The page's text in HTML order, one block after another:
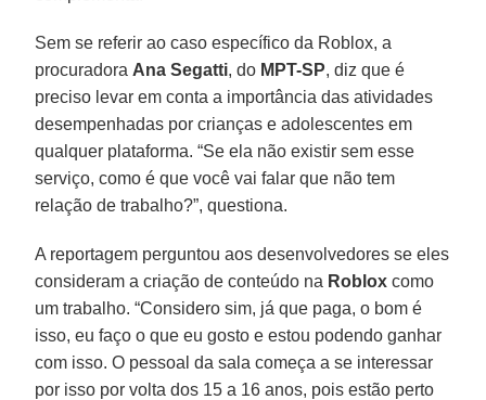
Sem se referir ao caso específico da Roblox, a
procuradora Ana Segatti, do MPT-SP, diz que é
preciso levar em conta a importância das atividades
desempenhadas por crianças e adolescentes em
qualquer plataforma. “Se ela não existir sem esse
serviço, como é que você vai falar que não tem
relação de trabalho?”, questiona.
A reportagem perguntou aos desenvolvedores se eles
consideram a criação de conteúdo na Roblox como
um trabalho. “Considero sim, já que paga, o bom é
isso, eu faço o que eu gosto e estou podendo ganhar
com isso. O pessoal da sala começa a se interessar
por isso por volta dos 15 a 16 anos, pois estão perto